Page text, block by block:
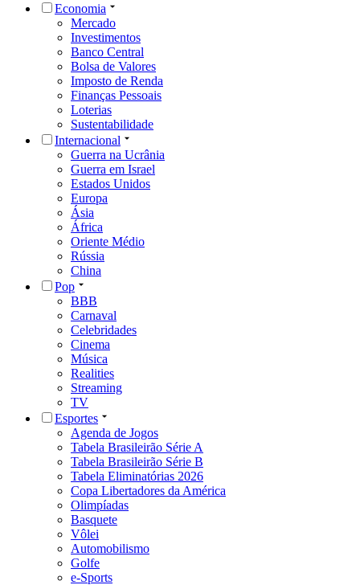
Economia
Mercado
Investimentos
Banco Central
Bolsa de Valores
Imposto de Renda
Finanças Pessoais
Loterias
Sustentabilidade
Internacional
Guerra na Ucrânia
Guerra em Israel
Estados Unidos
Europa
Ásia
África
Oriente Médio
Rússia
China
Pop
BBB
Carnaval
Celebridades
Cinema
Música
Realities
Streaming
TV
Esportes
Agenda de Jogos
Tabela Brasileirão Série A
Tabela Brasileirão Série B
Tabela Eliminatórias 2026
Copa Libertadores da América
Olimpíadas
Basquete
Vôlei
Automobilismo
Golfe
e-Sports